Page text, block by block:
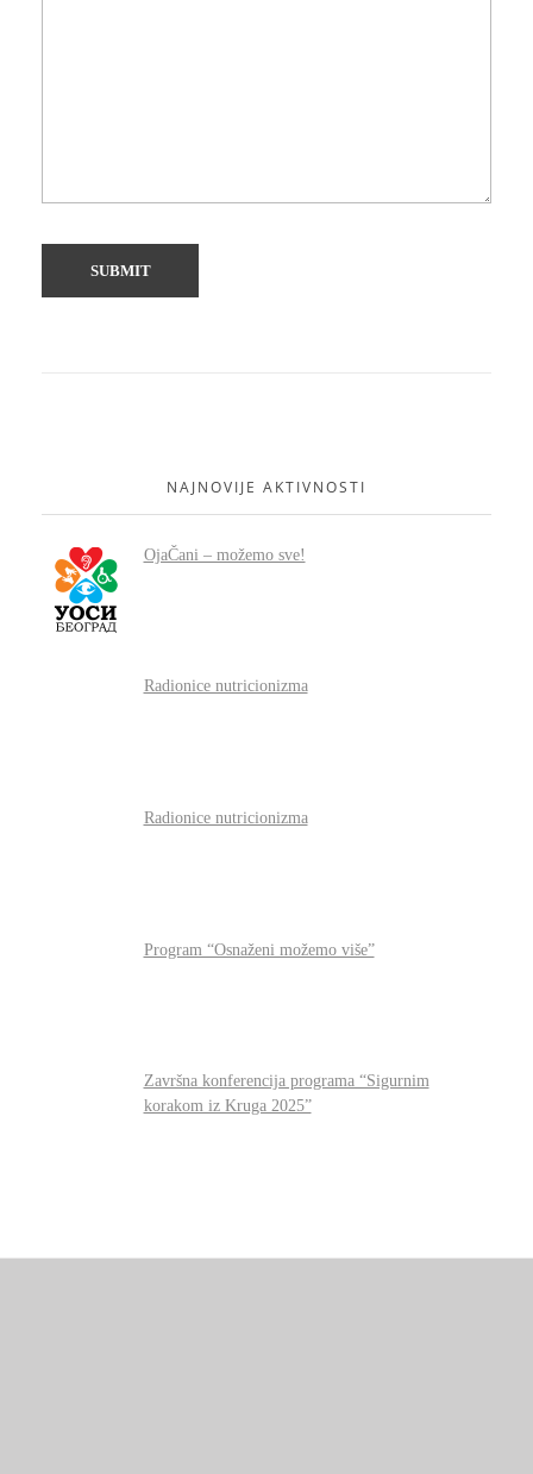
NAJNOVIJE AKTIVNOSTI
OjaČani – možemo sve!
Radionice nutricionizma
Radionice nutricionizma
Program “Osnaženi možemo više”
Završna konferencija programa “Sigurnim
korakom iz Kruga 2025”